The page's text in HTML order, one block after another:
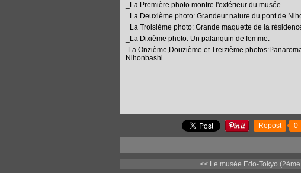
_La Première photo montre l'extérieur du musée.
_La Deuxième photo: Grandeur nature du pont de
_La Troisième photo: Grande maquette de la
_La Dixième photo: Un palanquin de femme.
-La Onzième,Douzième et Treizième
Nihonbashi.
Repost 0
<< Le musée Edo-Tokyo